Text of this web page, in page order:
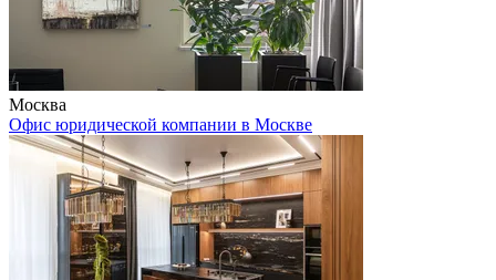
Москва
Офис юридической компании в Москве